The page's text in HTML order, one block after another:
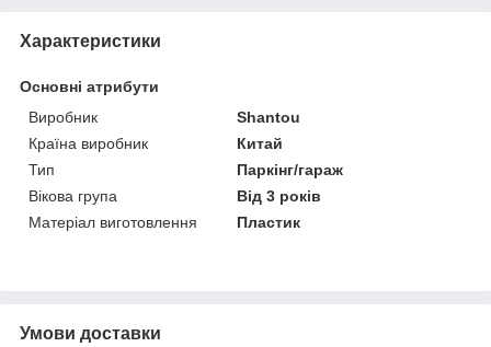
Характеристики
Основні атрибути
Виробник
Shantou
Країна виробник
Китай
Тип
Паркінг/гараж
Вікова група
Від 3 років
Матеріал виготовлення
Пластик
Умови доставки